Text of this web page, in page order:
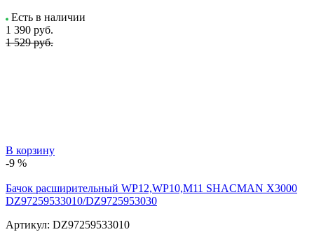
Есть в наличии
1 390 руб.
1 529 руб.
В корзину
-9 %
Бачок расширительный WP12,WP10,M11 SHACMAN X3000
DZ97259533010/DZ9725953030
Артикул: DZ97259533010